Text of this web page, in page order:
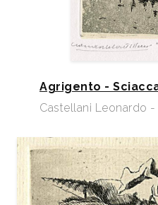
Agrigento -
Castellani Leonardo -